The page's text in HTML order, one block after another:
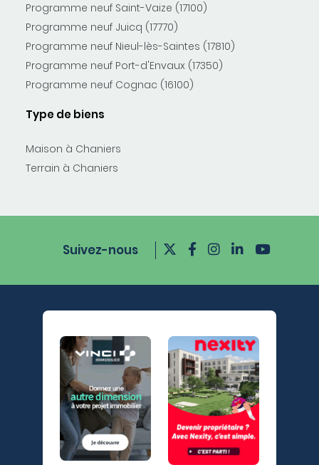
Programme neuf Saint-Vaize (17100)
Programme neuf Juicq (17770)
Programme neuf Nieul-lès-Saintes (17810)
Programme neuf Port-d'Envaux (17350)
Programme neuf Cognac (16100)
Type de biens
Maison à Chaniers
Terrain à Chaniers
Suivez-nous